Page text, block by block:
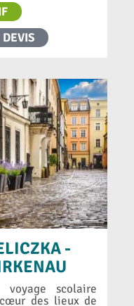
-
scolaire
des lieux de